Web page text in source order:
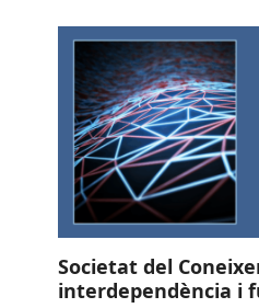
Societat del
interdependència i